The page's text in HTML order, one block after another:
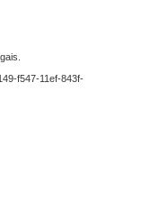
f547-11ef-843f-